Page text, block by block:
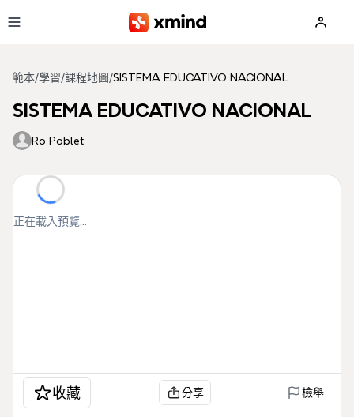
範本/學習/課程地圖 /SISTEMA EDUCATIVO NACIONAL
SISTEMA EDUCATIVO NACIONAL
Ro Poblet
正在載入預覽...
收藏 分享 檢舉